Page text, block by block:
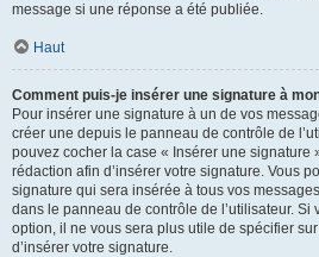
message si une réponse a été publiée.
Haut
Comment puis-je insérer une signature à
Pour insérer une signature à un de vos
créer une depuis le panneau de contrôle de
pouvez cocher la case « Insérer une signature
rédaction afin d’insérer votre signature. Vous
signature qui sera insérée à tous vos
dans le panneau de contrôle de l’utilisateur. Si
option, il ne vous sera plus utile de spécifier
d’insérer votre signature.